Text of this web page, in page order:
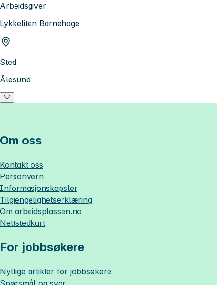
Arbeidsgiver
Lykkeliten Barnehage
Sted
Ålesund
Om oss
Kontakt oss
Personvern
Informasjonskapsler
Tilgjengelighetserklæring
Om arbeidsplassen.no
Nettstedkart
For jobbsøkere
Nyttige artikler for jobbsøkere
Spørsmål og svar